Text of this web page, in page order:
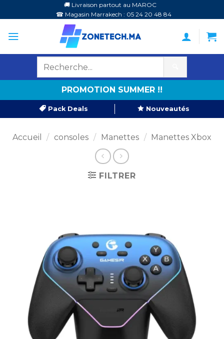
au
contenu
🚚 Livraison partout au MAROC
☎ Magasin Marrakech : 05 24 20 48 84
PROMOTION SUMMER !!
Pack Deals Nouveautés
Accueil / consoles / Manettes / Manettes Xbox
FILTRER